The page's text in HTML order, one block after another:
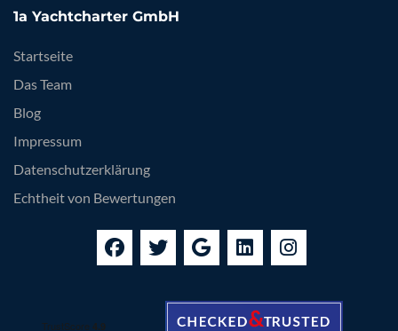
1a Yachtcharter GmbH
Startseite
Das Team
Blog
Impressum
Datenschutzerklärung
Echtheit von Bewertungen